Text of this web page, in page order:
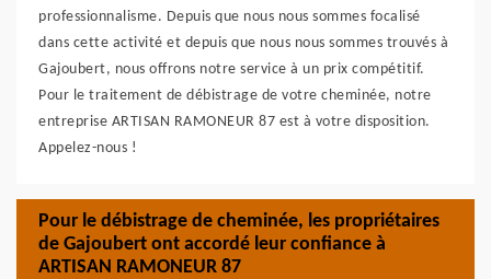
professionnalisme. Depuis que nous nous sommes focalisé
dans cette activité et depuis que nous nous sommes trouvés à
Gajoubert, nous offrons notre service à un prix compétitif.
Pour le traitement de débistrage de votre cheminée, notre
entreprise ARTISAN RAMONEUR 87 est à votre disposition.
Appelez-nous !
Pour le débistrage de cheminée, les propriétaires
de Gajoubert ont accordé leur confiance à
ARTISAN RAMONEUR 87